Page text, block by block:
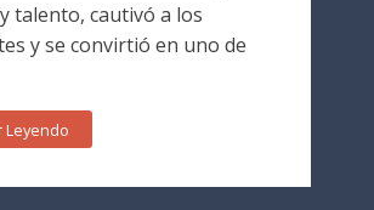
talento, cautivó a los
y se convirtió en uno de
Leyendo